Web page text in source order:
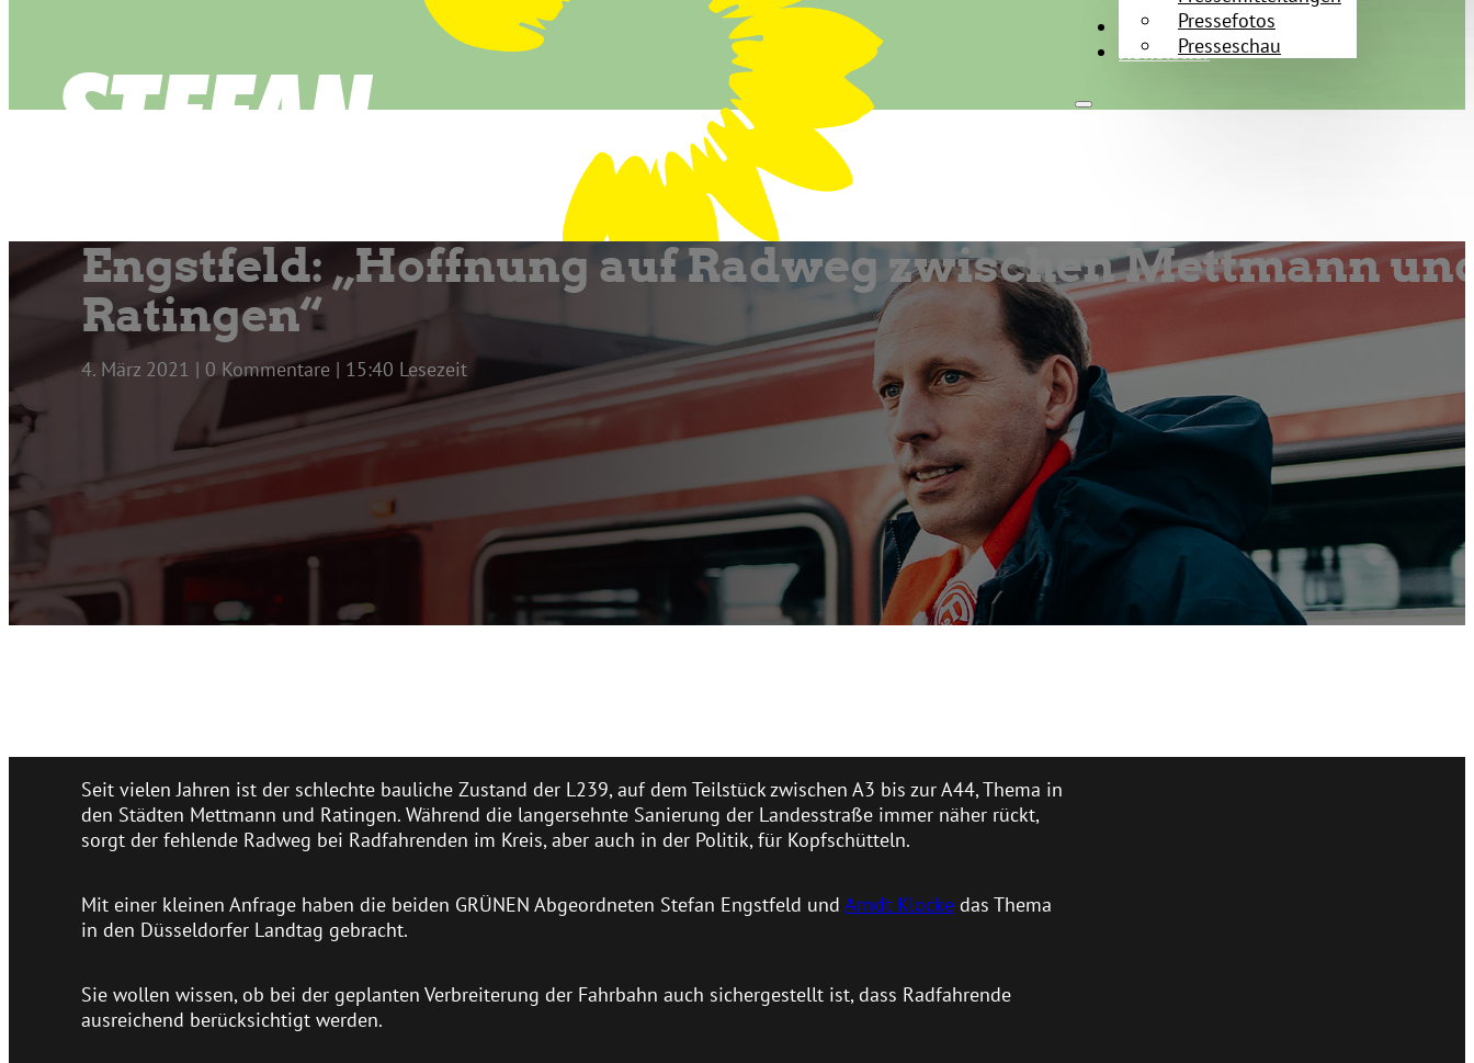
Pressefotos
Presseschau
Kontakt
Newsletter
Engstfeld: „Hoffnung auf Radweg zwischen Mettmann
Ratingen“
4. März 2021 | 0 Kommentare | 15:40 Lesezeit
Seit vielen Jahren ist der schlechte bauliche Zustand der L239, auf dem Teilstück zwischen A3 bis zur A44, Thema in
den Städten Mettmann und Ratingen. Während die langersehnte Sanierung der Landesstraße immer näher rückt,
sorgt der fehlende Radweg bei Radfahrenden im Kreis, aber auch in der Politik, für Kopfschütteln.
Mit einer kleinen Anfrage haben die beiden GRÜNEN Abgeordneten Stefan Engstfeld undArndt Klocke das Thema
in den Düsseldorfer Landtag gebracht.
Sie wollen wissen, ob bei der geplanten Verbreiterung der Fahrbahn auch sichergestellt ist, dass Radfahrende
ausreichend berücksichtigt werden.